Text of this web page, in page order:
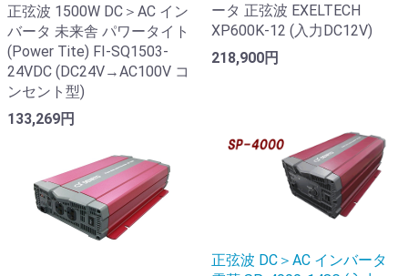
正弦波 1500W DC＞AC イン
バータ 未来舎 パワータイト
(Power Tite) FI-SQ1503-
24VDC (DC24V→AC100V コ
ンセント型)
133,269円
ータ 正弦波 EXELTECH
XP600K-12 (入力DC12V)
218,900円
正弦波 DC＞AC インバータ